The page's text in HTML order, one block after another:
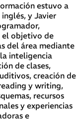
estuvo a
y Javier
el objetivo de
del área mediante
inteligencia
de clases,
creación de
y writing,
recursos
y experiencias
e